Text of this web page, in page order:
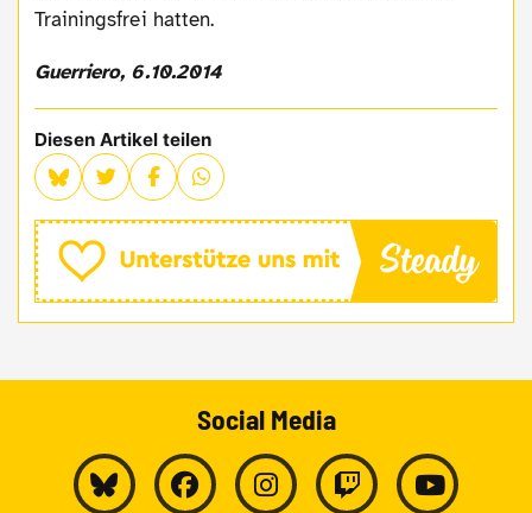
Trainingsfrei hatten.
Guerriero, 6.10.2014
Diesen Artikel teilen
Social Media